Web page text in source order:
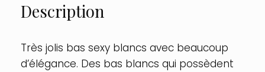
:
TU,
Blanc
Description
Très jolis bas sexy blancs avec beaucoup
d’élégance. Des bas blancs qui possèdent